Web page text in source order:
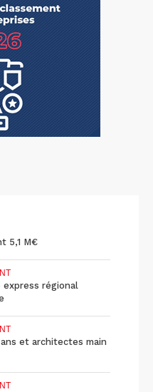
5,1 M€
express régional
et architectes main